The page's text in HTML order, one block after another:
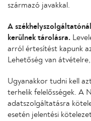
származó javakkal.
A
kerülnek tárolásra.
arról értesítést kapunk
Lehetőség van
Ugyanakkor tudni kell
terhelik felelősségek. A
adatszolgáltatásra
esetén jelentési